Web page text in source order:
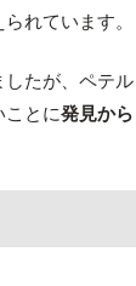
れています。
したが、ペテル
ことに発見から